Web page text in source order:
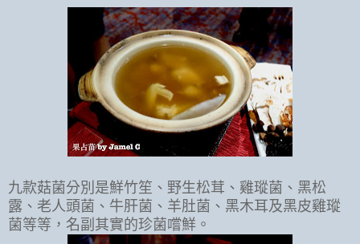
九款菇菌分別是鮮竹笙、野生松茸、雞瑽菌、黑松
露、老人頭菌、牛肝菌、羊肚菌、黑木耳及黑皮雞瑽
菌等等，名副其實的珍菌嚐鮮。